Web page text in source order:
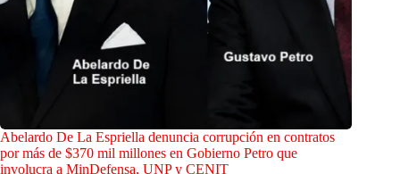
Abelardo De La Espriella denuncia corrupción en contratos
por más de $370 mil millones en Gobierno Petro que
involucra a MinDefensa, UNP y CENIT